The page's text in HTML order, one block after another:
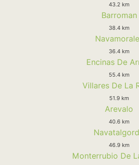
43.2 km
Barroman
38.4 km
36.4 km
Encinas De
55.4 km
Villares De La
51.9 km
Arevalo
40.6 km
46.9 km
Monterrubio De